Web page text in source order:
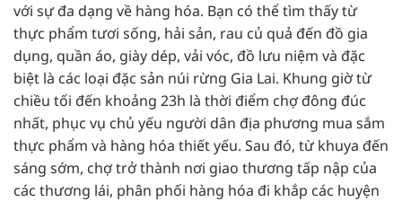
với sự đa dạng về hàng hóa. Bạn có thể tìm thấy từ
thực phẩm tươi sống, hải sản, rau củ quả đến đồ gia
dụng, quần áo, giày dép, vải vóc, đồ lưu niệm và đặc
biệt là các loại đặc sản núi rừng Gia Lai. Khung giờ từ
chiều tối đến khoảng 23h là thời điểm chợ đông đúc
nhất, phục vụ chủ yếu người dân địa phương mua sắm
thực phẩm và hàng hóa thiết yếu. Sau đó, từ khuya đến
sáng sớm, chợ trở thành nơi giao thương tấp nập của
các thương lái, phân phối hàng hóa đi khắp các huyện